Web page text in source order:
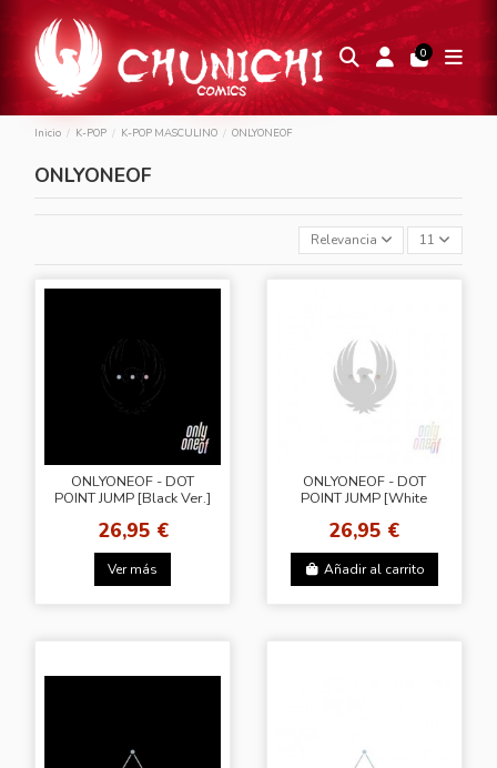
0
Inicio K-POP K-POP MASCULINO ONLYONEOF
ONLYONEOF
Relevancia 11
ONLYONEOF - DOT
POINT JUMP [Black Ver.]
26,95 €
Ver más
ONLYONEOF - DOT
POINT JUMP [White
26,95 €
Añadir al carrito